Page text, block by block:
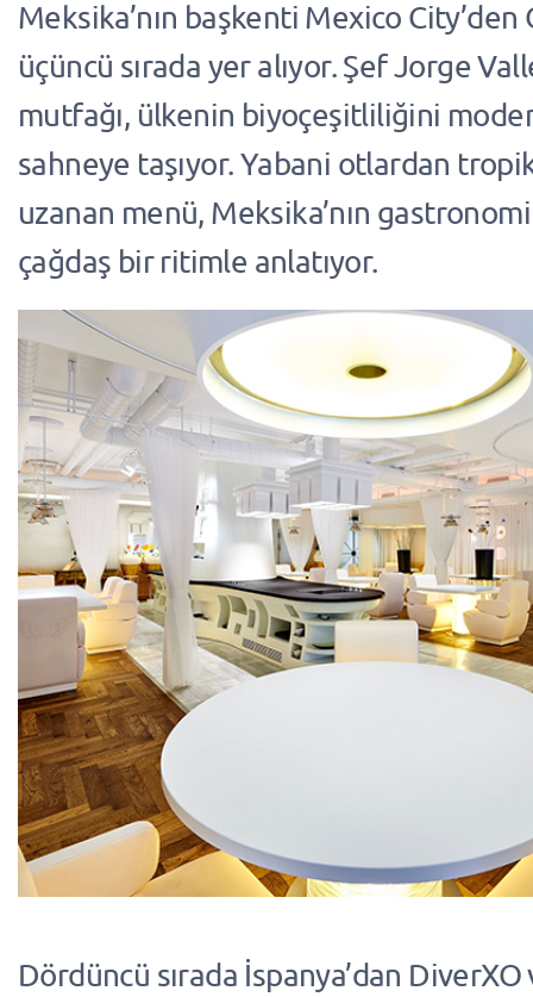
Meksika’nın başkenti Mexico
üçüncü sırada yer alıyor. Şef Jorge
mutfağı, ülkenin biyoçeşitliliğini
sahneye taşıyor. Yabani otlardan
uzanan menü, Meksika’nın
çağdaş bir ritimle anlatıyor.
Dördüncü sırada İspanya’dan